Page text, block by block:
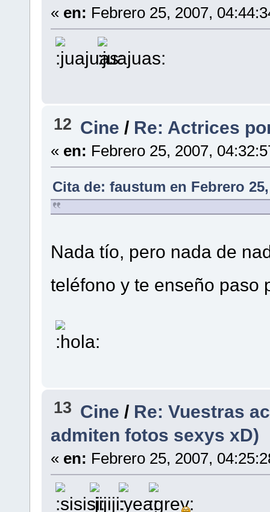
« en: Febrero 25, 2007,
12 Cine/ Re: Actrices
« en: Febrero 25, 2007,
Cita de: faustum en Febrero
Nada tío, pero nada de
teléfono y te enseño paso
13 Cine / Re: Vuestras
admiten fotos sexys xD)
« en: Febrero 25, 2007,